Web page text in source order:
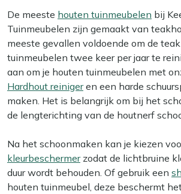
De meeste houten tuinmeubelen bij
Tuinmeubelen zijn gemaakt van
meeste gevallen voldoende om de
tuinmeubelen twee keer per jaar te
aan om je houten tuinmeubelen met
Hardhout reinigeren een harde
maken. Het is belangrijk om bij het
de lengterichting van de houtnerf
Na het schoonmaken kan je kiezen
kleurbeschermerzodat de lichtbruine
duur wordt behouden. Of gebruik een
houten tuinmeubel, deze beschermt